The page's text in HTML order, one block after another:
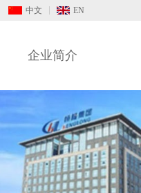
中文 EN
企业简介